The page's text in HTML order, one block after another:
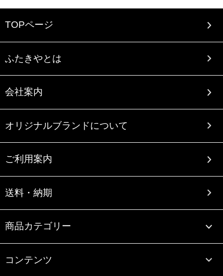
TOPページ
ふたきやとは
会社案内
オリジナルブランドについて
ご利用案内
送料・納期
商品カテゴリー
コンテンツ